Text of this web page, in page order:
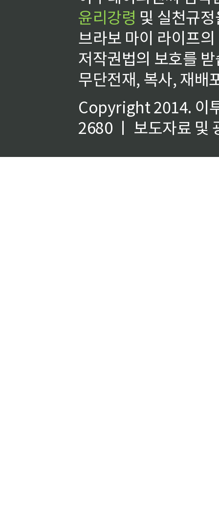
윤리강령 및 실천규
브라보 마이 라이프
저작권법의 보호를
무단전재, 복사, 재배
Copyright 2014. 이
2680 ㅣ 보도자료